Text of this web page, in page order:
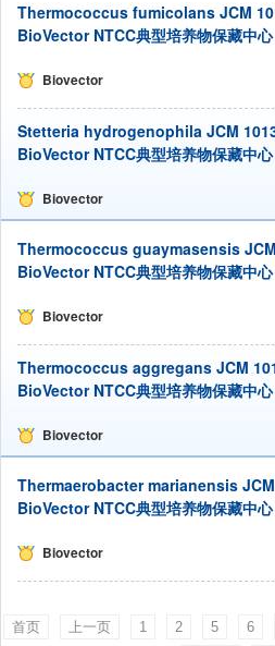
Thermococcus fumicolans JCM
BioVector NTCC典型培养物保藏中心
Biovector
Stetteria hydrogenophila JCM
BioVector NTCC典型培养物保藏中心
Biovector
Thermococcus guaymasensis
BioVector NTCC典型培养物保藏中心
Biovector
Thermococcus aggregans JCM
BioVector NTCC典型培养物保藏中心
Biovector
Thermaerobacter marianensis
BioVector NTCC典型培养物保藏中心
Biovector
首页 上一页 1 2 5 6